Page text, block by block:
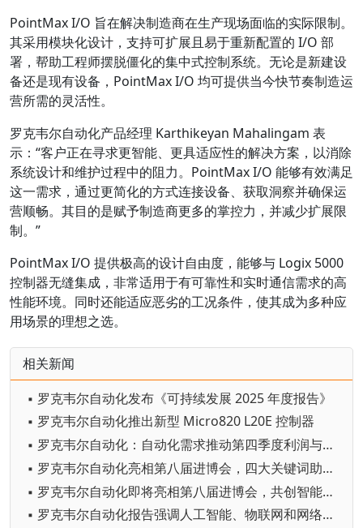
PointMax I/O 旨在解决制造商在生产现场面临的实际限制。
其采用模块化设计，支持可扩展且易于重新配置的 I/O 部
署，帮助工程师摆脱僵化的集中式控制系统。无论是新建设
备还是现有设备，PointMax I/O 均可提供当今快节奏制造运
营所需的灵活性。
罗克韦尔自动化产品经理 Karthikeyan Mahalingam 表
示：“客户正在寻求更智能、更具适应性的解决方案，以消除
系统设计和维护过程中的阻力。PointMax I/O 能够有效满足
这一需求，通过更简化的方式连接设备、获取洞察并确保运
营顺畅。其目的是赋予制造商更多的掌控力，并减少扩展限
制。”
PointMax I/O 提供极高的设计自由度，能够与 Logix 5000
控制器无缝集成，非常适用于有可靠性和实时通信需求的高
性能环境。同时还能适应恶劣的工况条件，使其成为多种应
用场景的理想之选。
相关新闻
▪ 罗克韦尔自动化发布《可持续发展 2025 年度报告》
▪ 罗克韦尔自动化推出新型 Micro820 L20E 控制器
▪ 罗克韦尔自动化：自动化需求推动第四季度利润与营收超预期
▪ 罗克韦尔自动化亮相第八届进博会，四大关键词助推新质生产力发展
▪ 罗克韦尔自动化即将亮相第八届进博会，共创智能零碳新未来
▪ 罗克韦尔自动化报告强调人工智能、物联网和网络安全是数字化转型的关键驱动力